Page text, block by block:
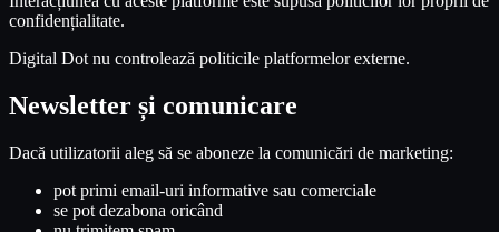
confidențialitate.
Digital Dot nu controlează politicile platformelor externe.
Newsletter și comunicare
Dacă utilizatorii aleg să se aboneze la comunicări de marketing:
pot primi email-uri informative sau comerciale
se pot dezabona oricând